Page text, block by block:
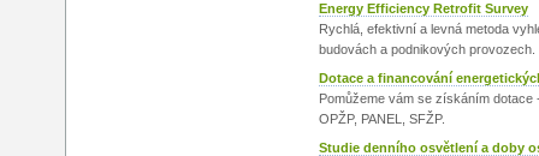
Energy Efficiency Retrofit Survey
Rychlá, efektivní a levná metoda
budovách a podnikových provozech.
Dotace a financování
Pomůžeme vám se získáním dotace
OPŽP, PANEL, SFŽP.
Studie denního osvětlení a doby